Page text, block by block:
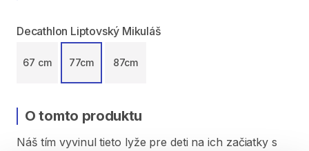
Decathlon Liptovský Mikuláš
67 cm 77cm 87cm
O tomto produktu
Náš tím vyvinul tieto lyže pre deti na ich začiatky s